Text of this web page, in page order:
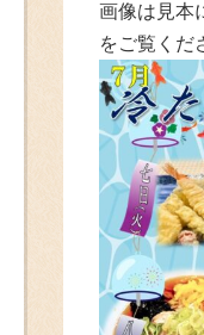
画像は見本
をご覧くだ